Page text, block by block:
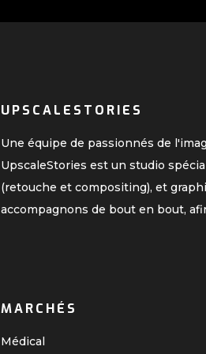
UPSCALESTORIES
Une équipe de passionnés de
UpscaleStories est un studio
(retouche et compositing), et
accompagnons de bout en bout,
MARCHÉS
Médical